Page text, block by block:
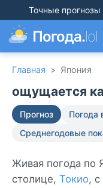
Точные прогнозы
Погода.lol
Главная > Япония
ощущается
Прогноз Погода
Среднегодовые
Живая погода по
столице, Токио, с